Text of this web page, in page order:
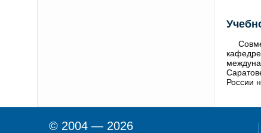
России
© 2004 — 2026